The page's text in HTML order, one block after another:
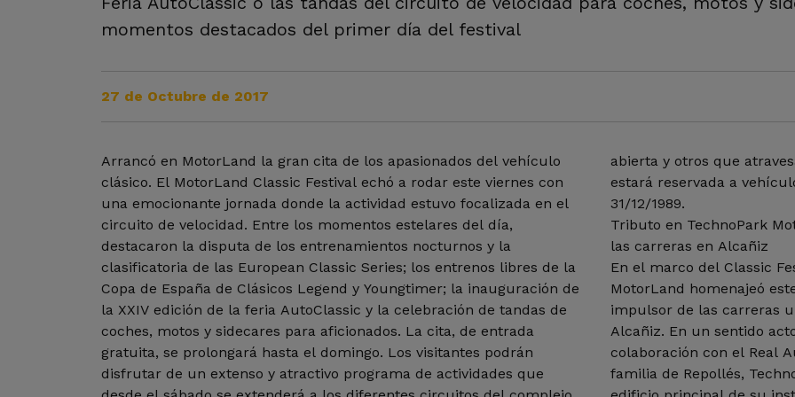
momentos destacados del primer día del festival
27 de Octubre de 2017
Arrancó en MotorLand la gran cita de los apasionados del vehículo
clásico. El MotorLand Classic Festival echó a rodar este viernes con
una emocionante jornada donde la actividad estuvo focalizada en el
circuito de velocidad. Entre los momentos estelares del día,
destacaron la disputa de los entrenamientos nocturnos y la
clasificatoria de las European Classic Series; los entrenos libres de la
Copa de España de Clásicos Legend y Youngtimer; la inauguración de
la XXIV edición de la feria AutoClassic y la celebración de tandas de
coches, motos y sidecares para aficionados. La cita, de entrada
gratuita, se prolongará hasta el domingo. Los visitantes podrán
disfrutar de un extenso y atractivo programa de actividades que
abierta y otros que
estará reservada a
31/12/1989.
Tributo en TechnoPark
las carreras en Alcañiz
En el marco del Classic
MotorLand homenajeó
impulsor de las carreras
Alcañiz. En un sentido
colaboración con el Real
familia de Repollés,